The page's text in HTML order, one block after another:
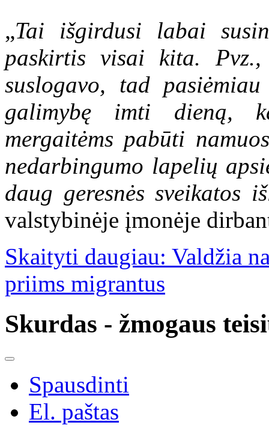
„Tai išgirdusi labai
paskirtis visai kita.
suslogavo, tad
galimybę imti dieną,
mergaitėms pabūti
nedarbingumo lapelių
daug geresnės sveikatos
valstybinėje įmonėje
Skaityti daugiau: Valdžia
priims migrantus
Skurdas - žmogaus
Spausdinti
El. paštas